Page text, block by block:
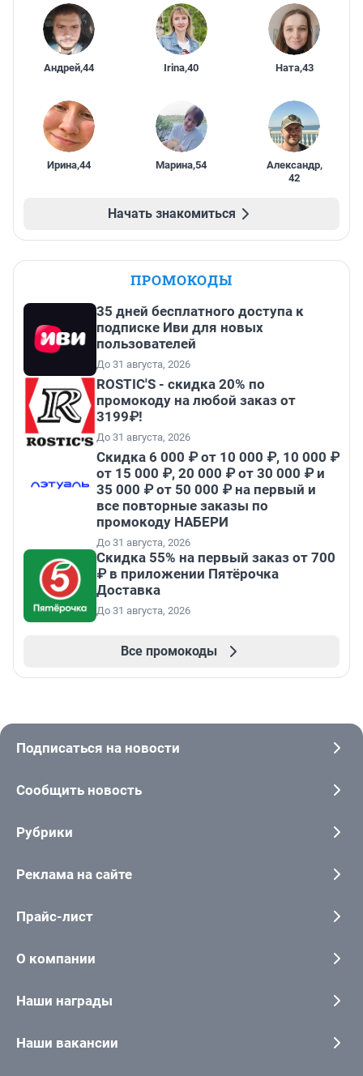
Андрей,44 Irina,40 Ната,43
Ирина,44 Марина,54 Александр,
42
Начать знакомиться
ПРОМОКОДЫ
35 дней бесплатного доступа к
подписке Иви для новых
пользователей
До 31 августа, 2026
ROSTIC'S - скидка 20% по
промокоду на любой заказ от
3199₽!
До 31 августа, 2026
Скидка 6 000 ₽ от 10 000 ₽, 10 000 ₽
от 15 000 ₽, 20 000 ₽ от 30 000 ₽ и
35 000 ₽ от 50 000 ₽ на первый и
все повторные заказы по
промокоду НАБЕРИ
До 31 августа, 2026
Скидка 55% на первый заказ от 700
₽ в приложении Пятёрочка
Доставка
До 31 августа, 2026
Все промокоды
Подписаться на новости
Сообщить новость
Рубрики
Реклама на сайте
Прайс-лист
О компании
Наши награды
Наши вакансии